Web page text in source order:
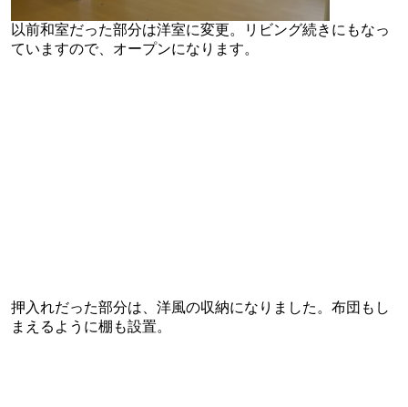
以前和室だった部分は洋室に変更。リビング続きにもなっ
ていますので、オープンになります。
押入れだった部分は、洋風の収納になりました。布団もし
まえるように棚も設置。